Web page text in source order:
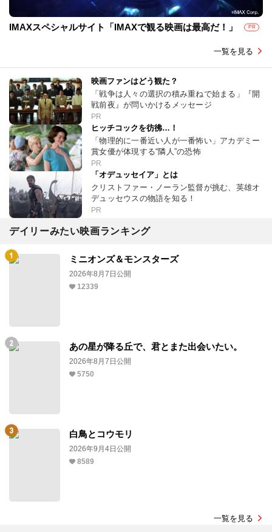
IMAXスペシャルサイト「IMAXで観る映画は最高だ！」 PR
一覧を見る
映画ファンはどう観た？
「戦争は人々の選択の積み重ねで始まる」『開
戦前夜』が問いかけるメッセージ
PR
ヒッチコックを彷彿…！
「物理的に一番近い人が一番怖い」アカデミー
賞女優が体現する“隣人”の恐怖
PR
「オデュッセイア」とは
クリストファー・ノーラン監督が挑む、英雄オ
デュッセウスの物語を知る！
PR
デイリーみたい映画ランキング
ミニオンズ＆モンスターズ
2026年8月7日公開
12339
あの星が降る丘で、君とまた出会いたい。
2026年8月7日公開
5750
白鳥とコウモリ
2026年9月4日公開
8589
一覧を見る